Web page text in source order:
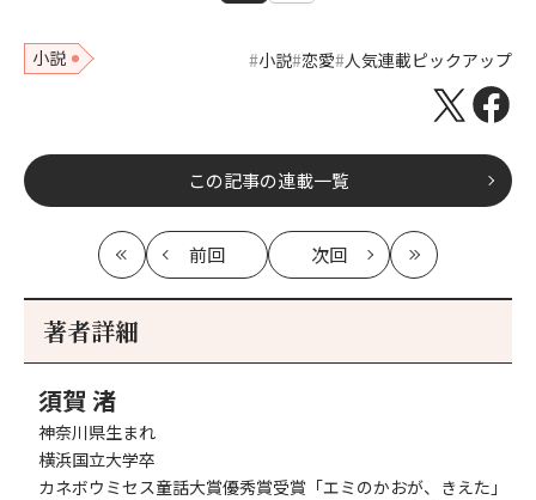
小説 小説 恋愛 人気連載ピックアップ
この記事の連載一覧
最
初
前回
記
次回
記
最
新
著者詳細
須賀 渚
神奈川県生まれ
横浜国立大学卒
カネボウミセス童話大賞優秀賞受賞「エミのかおが、きえた」